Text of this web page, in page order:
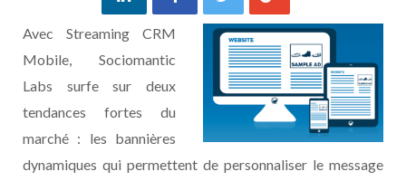
Avec Streaming CRM
Mobile, Sociomantic
Labs surfe sur deux
tendances fortes du
marché : les bannières
dynamiques qui permettent de personnaliser le message